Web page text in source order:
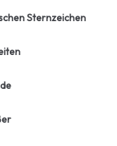
Sternzeichen